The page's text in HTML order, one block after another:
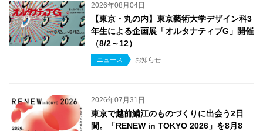
2026年08月04日
【東京・丸の内】東京藝術大学デザイン科3
年生による企画展「オルタナティブG」開催
（8/2～12）
ニュース お知らせ
2026年07月31日
東京で越前鯖江のものづくりに出会う2日
間。「RENEW in TOKYO 2026」を8月8